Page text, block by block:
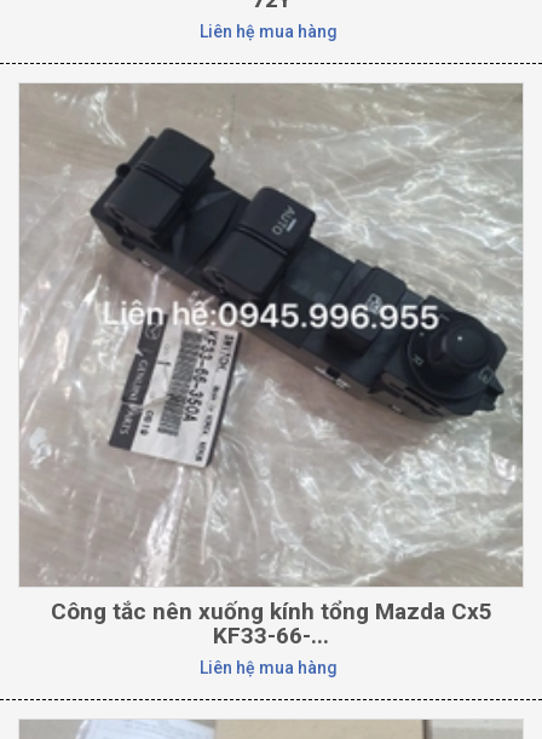
Liên hệ mua hàng
Công tắc nên xuống kính tổng Mazda Cx5
KF33-66-...
Liên hệ mua hàng